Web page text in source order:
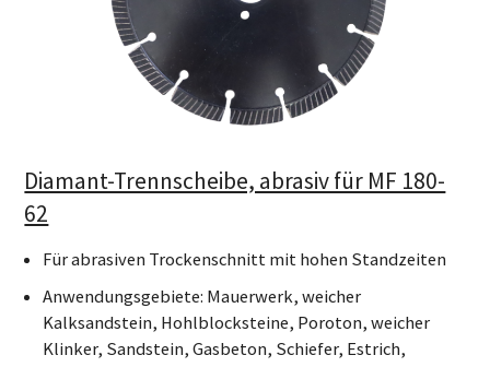
Diamant-Trennscheibe, abrasiv für MF 180-
62
Für abrasiven Trockenschnitt mit hohen Standzeiten
Anwendungsgebiete: Mauerwerk, weicher
Kalksandstein, Hohlblocksteine, Poroton, weicher
Klinker, Sandstein, Gasbeton, Schiefer, Estrich,